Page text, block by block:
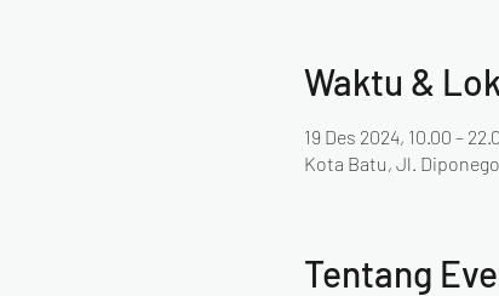
Waktu &
19 Des 2024, 10.00 –
Kota Batu, Jl.
Tentang